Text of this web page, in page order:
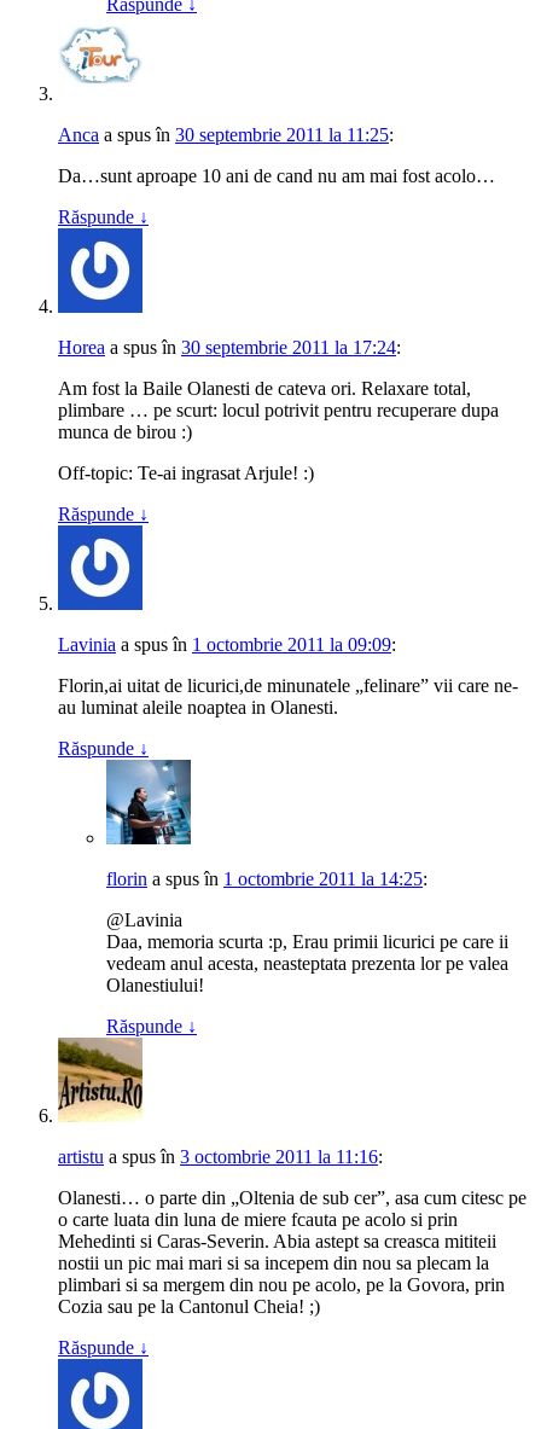
Anca a spusîn 30 septembrie 2011 la 11:25:
Da…sunt aproape 10 ani de cand nu am mai fost acolo…
Răspunde ↓
Horea a spusîn 30 septembrie 2011 la 17:24:
Am fost la Baile Olanesti de cateva ori. Relaxare total,
plimbare … pe scurt: locul potrivit pentru recuperare dupa
munca de birou :)
Off-topic: Te-ai ingrasat Arjule! :)
Răspunde ↓
Lavinia a spusîn 1 octombrie 2011 la 09:09:
Florin,ai uitat de licurici,de minunatele „felinare” vii care ne-
au luminat aleile noaptea in Olanesti.
Răspunde ↓
florin a spusîn 1 octombrie 2011 la 14:25:
@Lavinia
Daa, memoria scurta :p, Erau primii licurici pe care ii
vedeam anul acesta, neasteptata prezenta lor pe valea
Olanestiului!
Răspunde ↓
artistu a spusîn 3 octombrie 2011 la 11:16:
Olanesti… o parte din „Oltenia de sub cer”, asa cum citesc pe
o carte luata din luna de miere fcauta pe acolo si prin
Mehedinti si Caras-Severin. Abia astept sa creasca mititeii
nostii un pic mai mari si sa incepem din nou sa plecam la
plimbari si sa mergem din nou pe acolo, pe la Govora, prin
Cozia sau pe la Cantonul Cheia! ;)
Răspunde ↓